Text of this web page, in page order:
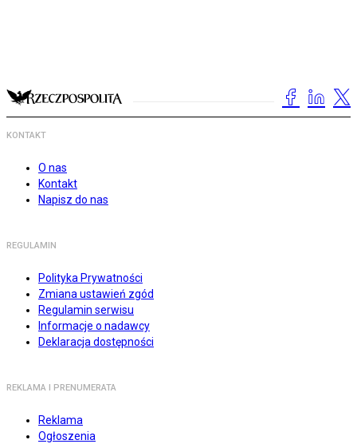
KONTAKT
O nas
Kontakt
Napisz do nas
REGULAMIN
Polityka Prywatności
Zmiana ustawień zgód
Regulamin serwisu
Informacje o nadawcy
Deklaracja dostępności
REKLAMA I PRENUMERATA
Reklama
Ogłoszenia